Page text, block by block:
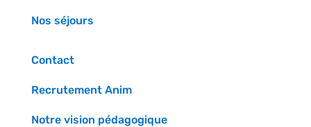
Nos séjours
Contact
Recrutement Anim
Notre vision pédagogique